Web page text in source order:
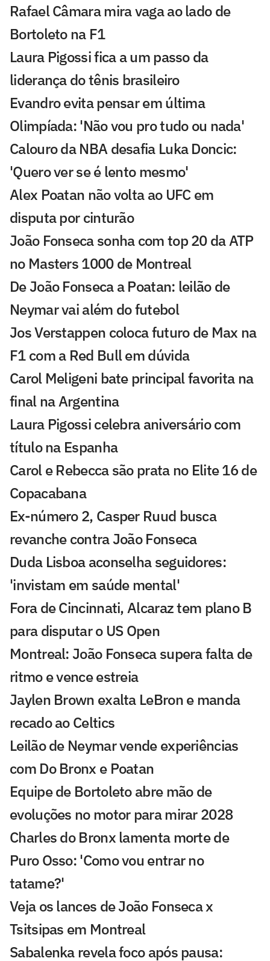
Rafael Câmara mira vaga ao lado de
Bortoleto na F1
Laura Pigossi fica a um passo da
liderança do tênis brasileiro
Evandro evita pensar em última
Olimpíada: 'Não vou pro tudo ou nada'
Calouro da NBA desafia Luka Doncic:
'Quero ver se é lento mesmo'
Alex Poatan não volta ao UFC em
disputa por cinturão
João Fonseca sonha com top 20 da ATP
no Masters 1000 de Montreal
De João Fonseca a Poatan: leilão de
Neymar vai além do futebol
Jos Verstappen coloca futuro de Max na
F1 com a Red Bull em dúvida
Carol Meligeni bate principal favorita na
final na Argentina
Laura Pigossi celebra aniversário com
título na Espanha
Carol e Rebecca são prata no Elite 16 de
Copacabana
Ex-número 2, Casper Ruud busca
revanche contra João Fonseca
Duda Lisboa aconselha seguidores:
'invistam em saúde mental'
Fora de Cincinnati, Alcaraz tem plano B
para disputar o US Open
Montreal: João Fonseca supera falta de
ritmo e vence estreia
Jaylen Brown exalta LeBron e manda
recado ao Celtics
Leilão de Neymar vende experiências
com Do Bronx e Poatan
Equipe de Bortoleto abre mão de
evoluções no motor para mirar 2028
Charles do Bronx lamenta morte de
Puro Osso: 'Como vou entrar no
tatame?'
Veja os lances de João Fonseca x
Tsitsipas em Montreal
Sabalenka revela foco após pausa: